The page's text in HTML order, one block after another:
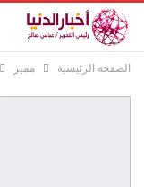
الصفحة الرئيسية مميز